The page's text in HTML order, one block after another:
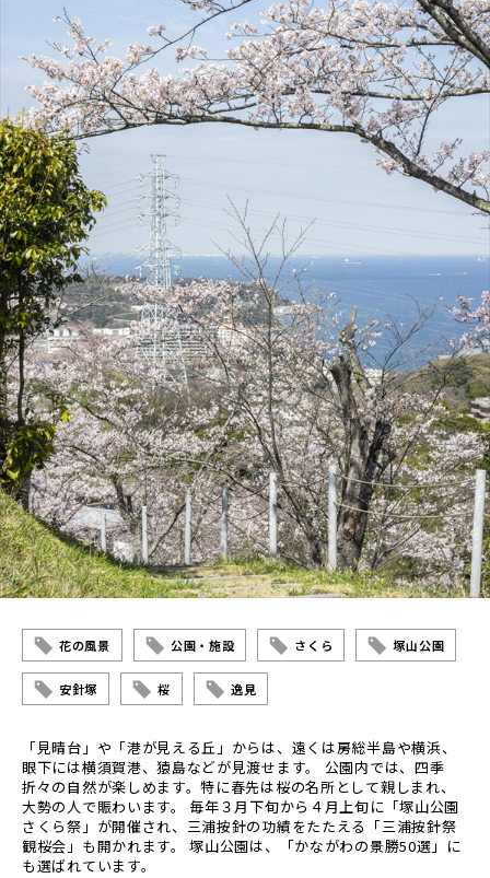
花の風景 公園・施設 さくら 塚山公園
安針塚 桜 逸見
「見晴台」や「港が見える丘」からは、遠くは房総半島や横浜、
眼下には横須賀港、猿島などが見渡せます。 公園内では、四季
折々の自然が楽しめます。特に春先は桜の名所として親しまれ、
大勢の人で賑わいます。 毎年３月下旬から４月上旬に「塚山公園
さくら祭」が開催され、三浦按針の功績をたたえる「三浦按針祭
観桜会」も開かれます。 塚山公園は、「かながわの景勝50選」に
も選ばれています。